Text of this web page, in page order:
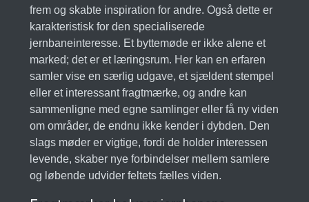
frem og skabte inspiration for andre. Også dette er
karakteristisk for den specialiserede
jernbaneinteresse. Et byttemøde er ikke alene et
marked; det er et læringsrum. Her kan en erfaren
samler vise en særlig udgave, et sjældent stempel
eller et interessant fragtmærke, og andre kan
sammenligne med egne samlinger eller få ny viden
om områder, de endnu ikke kender i dybden. Den
slags møder er vigtige, fordi de holder interessen
levende, skaber nye forbindelser mellem samlere
og løbende udvider feltets fælles viden.